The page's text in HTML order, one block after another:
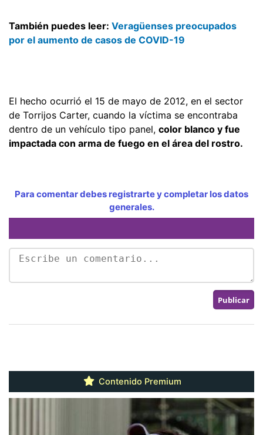
También puedes leer: Veragüenses preocupados
por el aumento de casos de COVID-19
El hecho ocurrió el 15 de mayo de 2012, en el sector
de Torrijos Carter, cuando la víctima se encontraba
dentro de un vehículo tipo panel, color blanco y fue
impactada con arma de fuego en el área del rostro.
Para comentar debes registrarte y completar los datos
generales.
Contenido Premium